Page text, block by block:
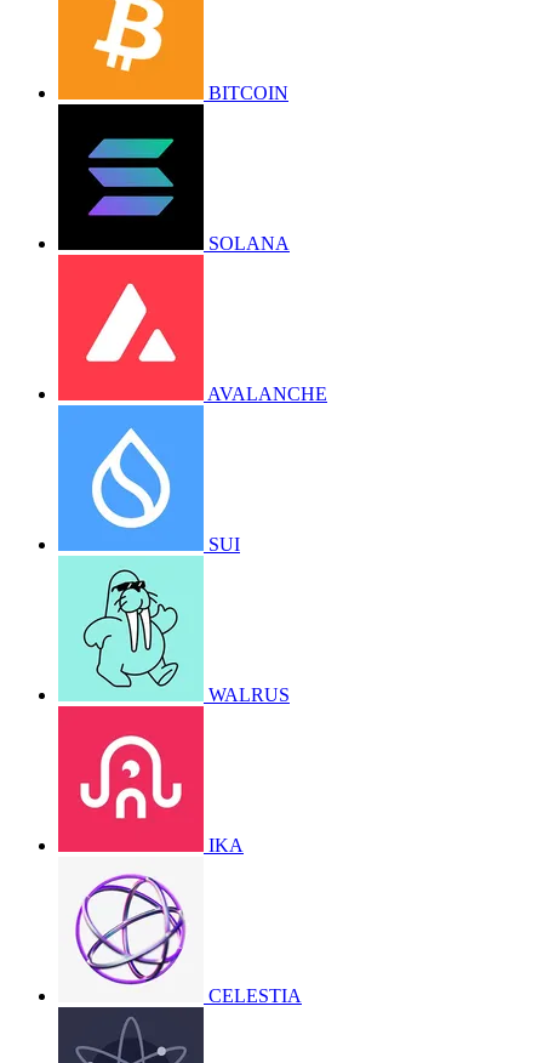
BITCOIN
SOLANA
AVALANCHE
SUI
WALRUS
IKA
CELESTIA